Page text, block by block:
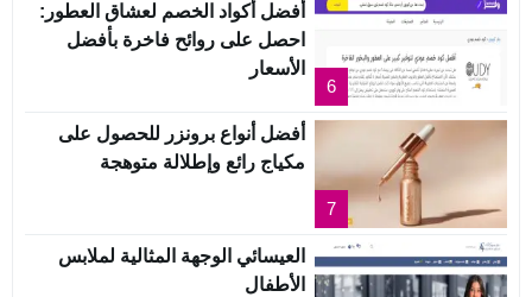
6
أفضل أكواد الخصم لعشاق العطور:
احصل على روائح فاخرة بأفضل
الأسعار
7
أفضل أنواع برونزر للحصول على
مكياج رائع وإطلالة متوهجة
العيسائي الوجهة المثالية لملابس
الأطفال